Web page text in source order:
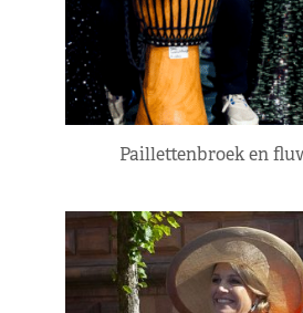
Paillettenbroek en